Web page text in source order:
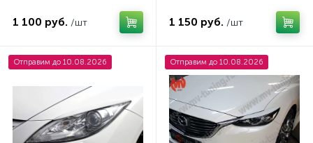
1 100 руб. /шт 1 150 руб. /шт
Отправим до 10.08.2026 Отправим до 10.08.2026